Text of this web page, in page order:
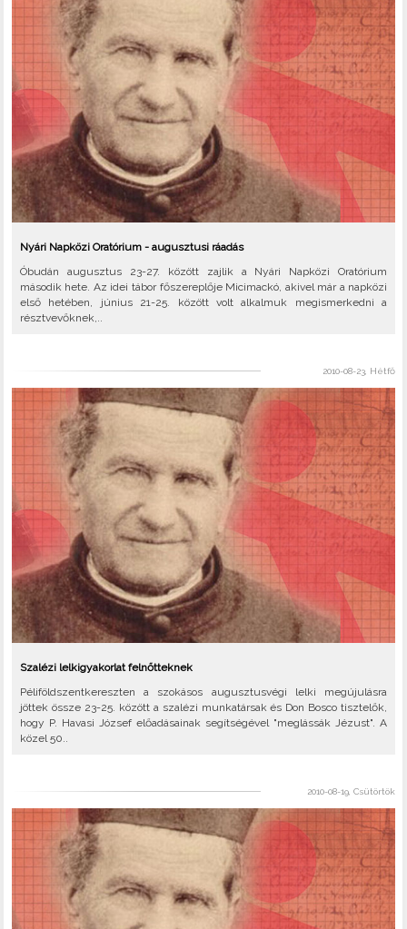
Nyári Napközi Oratórium - augusztusi ráadás
Óbudán augusztus 23-27. között zajlik a Nyári Napközi Oratórium
második hete. Az idei tábor főszereplője Micimackó, akivel már a napközi
első hetében, június 21-25. között volt alkalmuk megismerkedni a
résztvevőknek,..
2010-08-23, Hétfő
Szalézi lelkigyakorlat felnőtteknek
Péliföldszentkereszten a szokásos augusztusvégi lelki megújulásra
jöttek össze 23-25. között a szalézi munkatársak és Don Bosco tisztelők,
hogy P. Havasi József előadásainak segítségével "meglássák Jézust". A
közel 50..
2010-08-19, Csütörtök